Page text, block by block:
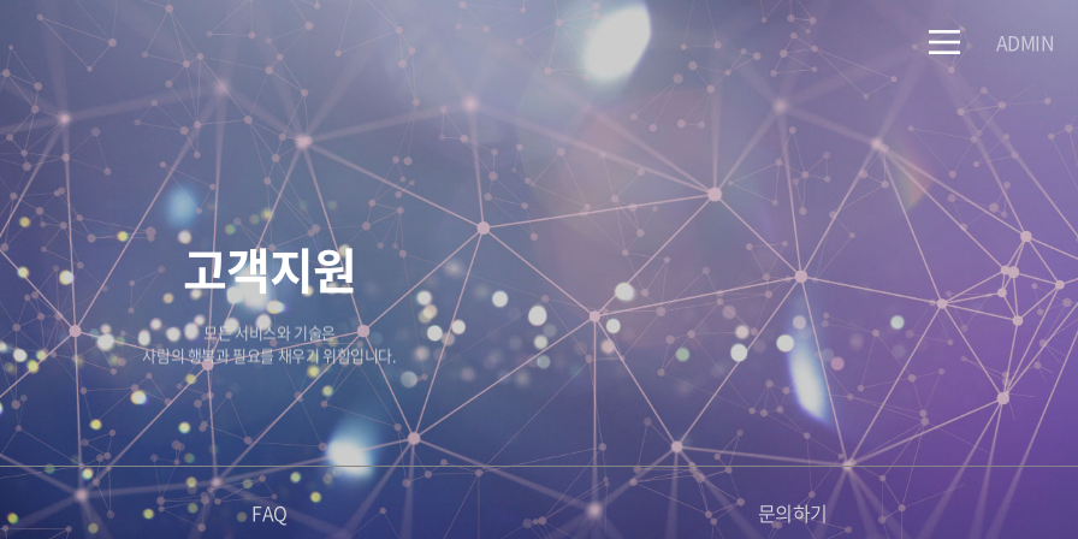
ADMIN
고객지원
모든 서비스와 기술은
사람의 행복과 필요를 채우기 위함입니다.
FAQ 문의하기